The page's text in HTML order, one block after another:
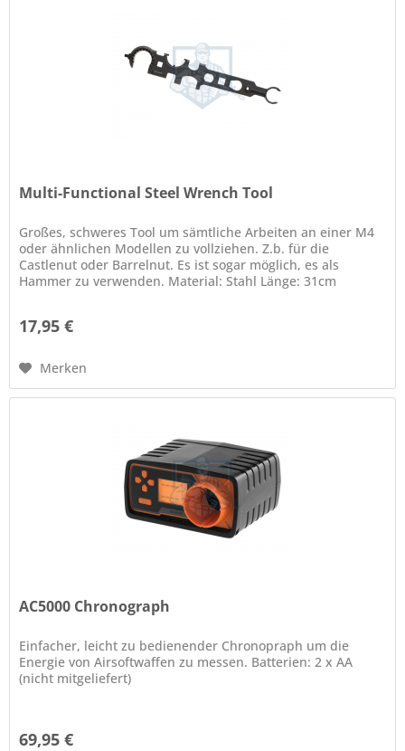
Multi-Functional Steel Wrench Tool
Großes, schweres Tool um sämtliche Arbeiten an einer M4
oder ähnlichen Modellen zu vollziehen. Z.b. für die
Castlenut oder Barrelnut. Es ist sogar möglich, es als
Hammer zu verwenden. Material: Stahl Länge: 31cm
17,95 €
Merken
AC5000 Chronograph
Einfacher, leicht zu bedienender Chronopraph um die
Energie von Airsoftwaffen zu messen. Batterien: 2 x AA
(nicht mitgeliefert)
69,95 €